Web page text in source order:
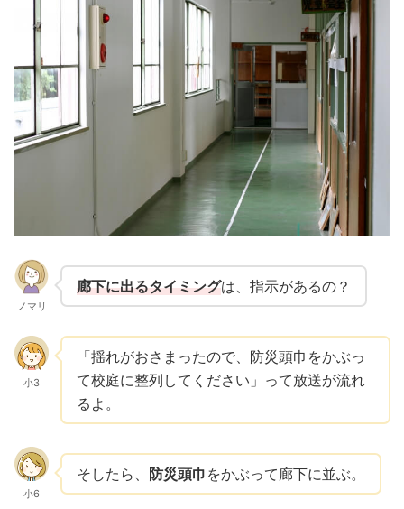
ノマリ
廊下に出るタイミングは、指示があるの？
小3
「揺れがおさまったので、防災頭巾をかぶっ
て校庭に整列してください」って放送が流れ
るよ。
小6
そしたら、 防災頭巾 をかぶって廊下に並ぶ。